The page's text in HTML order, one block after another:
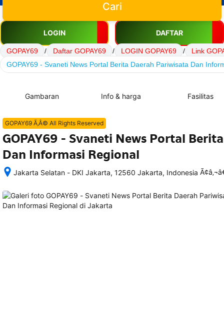
Cari
LOGIN DAFTAR
GOPAY69 / Daftar GOPAY69 / LOGIN GOPAY69 /
Link
GOPAY69 - Svaneti News Portal Berita Daerah Pariwisata Dan
Gambaran Info & harga Fasilitas
GOPAY69 Ã‚Â© All Rights Reserved
GOPAY69 - Svaneti News Portal
Dan Informasi Regional
Jakarta Selatan - DKI Jakarta, 12560 Jakarta, Indonesia
memesan,
semua